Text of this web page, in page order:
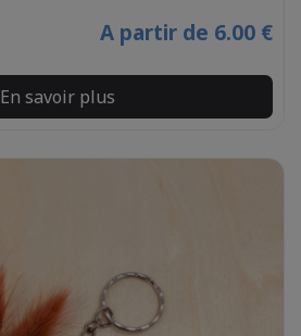
A partir de 6.00 €
En savoir plus